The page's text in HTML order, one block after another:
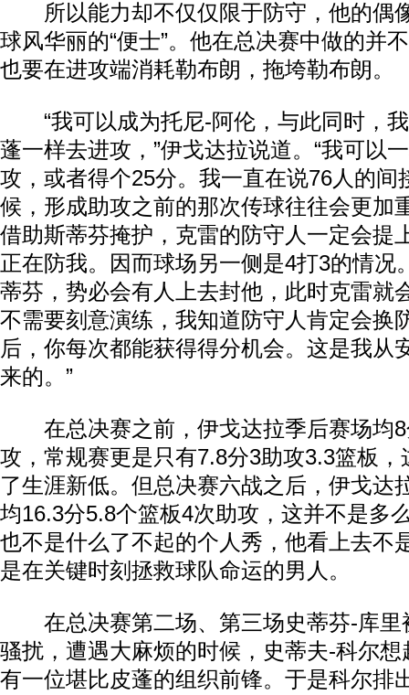
所以能力却不仅仅限于防守，他的偶
球风华丽的“便士”。他在总决赛中做的并
也要在进攻端消耗勒布朗，拖垮勒布朗。
“我可以成为托尼-阿伦，与此同时，我
蓬一样去进攻，”伊戈达拉说道。“我可以
攻，或者得个25分。我一直在说76人的间
候，形成助攻之前的那次传球往往会更加
借助斯蒂芬掩护，克雷的防守人一定会提
正在防我。因而球场另一侧是4打3的情况
蒂芬，势必会有人上去封他，此时克雷就
不需要刻意演练，我知道防守人肯定会换
后，你每次都能获得得分机会。这是我从
来的。”
在总决赛之前，伊戈达拉季后赛场均8
攻，常规赛更是只有7.8分3助攻3.3篮板
了生涯新低。但总决赛六战之后，伊戈达
均16.3分5.8个篮板4次助攻，这并不是多
也不是什么了不起的个人秀，他看上去不
是在关键时刻拯救球队命运的男人。
在总决赛第二场、第三场史蒂芬-库里
骚扰，遭遇大麻烦的时候，史蒂夫-科尔
有一位堪比皮蓬的组织前锋。于是科尔排